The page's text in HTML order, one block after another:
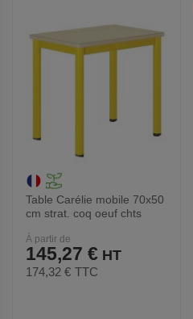
Table Carélie mobile 70x50
cm strat. coq oeuf chts
À partir de
145,27 €
174,32 € TTC